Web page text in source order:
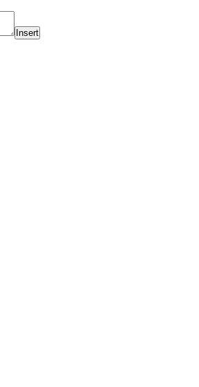
Insert